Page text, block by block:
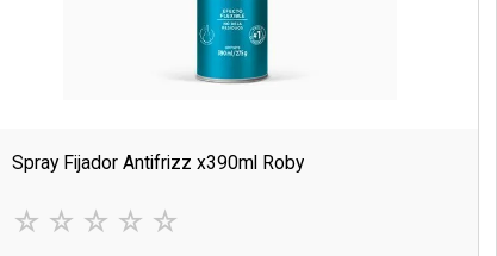
Spray Fijador Antifrizz x390ml Roby
☆ ☆ ☆ ☆ ☆